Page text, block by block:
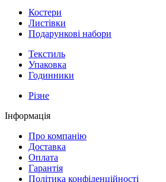
Костери
Листівки
Подарункові набори
Текстиль
Упаковка
Годинники
Різне
Інформація
Про компанію
Доставка
Оплата
Гарантія
Політика конфіденційності